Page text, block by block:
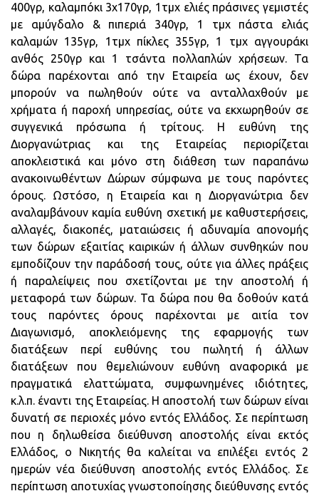
400γρ, καλαμπόκι 3χ170γρ, 1τμχ ελιές πράσινες γεμιστές
με αμύγδαλο & πιπεριά 340γρ, 1 τμχ πάστα ελιάς
καλαμών 135γρ, 1τμχ πίκλες 355γρ, 1 τμχ αγγουράκι
ανθός 250γρ και 1 τσάντα πολλαπλών χρήσεων. Τα
δώρα παρέχονται από την Εταιρεία ως έχουν, δεν
μπορούν να πωληθούν ούτε να ανταλλαχθούν με
χρήματα ή παροχή υπηρεσίας, ούτε να εκχωρηθούν σε
συγγενικά πρόσωπα ή τρίτους. Η ευθύνη της
Διοργανώτριας και της Εταιρείας περιορίζεται
αποκλειστικά και μόνο στη διάθεση των παραπάνω
ανακοινωθέντων Δώρων σύμφωνα με τους παρόντες
όρους. Ωστόσο, η Εταιρεία και η Διοργανώτρια δεν
αναλαμβάνουν καμία ευθύνη σχετική με καθυστερήσεις,
αλλαγές, διακοπές, ματαιώσεις ή αδυναμία απονομής
των δώρων εξαιτίας καιρικών ή άλλων συνθηκών που
εμποδίζουν την παράδοσή τους, ούτε για άλλες πράξεις
ή παραλείψεις που σχετίζονται με την αποστολή ή
μεταφορά των δώρων. Τα δώρα που θα δοθούν κατά
τους παρόντες όρους παρέχονται με αιτία τον
Διαγωνισμό, αποκλειόμενης της εφαρμογής των
διατάξεων περί ευθύνης του πωλητή ή άλλων
διατάξεων που θεμελιώνουν ευθύνη αναφορικά με
πραγματικά ελαττώματα, συμφωνημένες ιδιότητες,
κ.λ.π. έναντι της Εταιρείας. Η αποστολή των δώρων είναι
δυνατή σε περιοχές μόνο εντός Ελλάδος. Σε περίπτωση
που η δηλωθείσα διεύθυνση αποστολής είναι εκτός
Ελλάδος, ο Νικητής θα καλείται να επιλέξει εντός 2
ημερών νέα διεύθυνση αποστολής εντός Ελλάδος. Σε
περίπτωση αποτυχίας γνωστοποίησης διεύθυνσης εντός